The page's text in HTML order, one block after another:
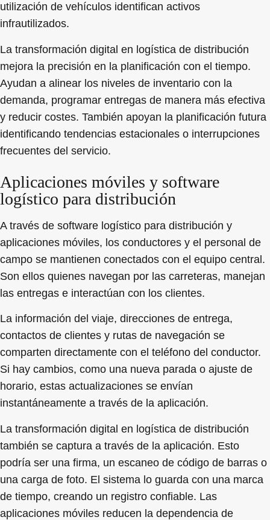
utilización de vehículos identifican activos
infrautilizados.
La transformación digital en logística de distribución
mejora la precisión en la planificación con el tiempo.
Ayudan a alinear los niveles de inventario con la
demanda, programar entregas de manera más efectiva
y reducir costes. También apoyan la planificación futura
identificando tendencias estacionales o interrupciones
frecuentes del servicio.
Aplicaciones móviles y software
logístico para distribución
A través de software logístico para distribución y
aplicaciones móviles, los conductores y el personal de
campo se mantienen conectados con el equipo central.
Son ellos quienes navegan por las carreteras, manejan
las entregas e interactúan con los clientes.
La información del viaje, direcciones de entrega,
contactos de clientes y rutas de navegación se
comparten directamente con el teléfono del conductor.
Si hay cambios, como una nueva parada o ajuste de
horario, estas actualizaciones se envían
instantáneamente a través de la aplicación.
La transformación digital en logística de distribución
también se captura a través de la aplicación. Esto
podría ser una firma, un escaneo de código de barras o
una carga de foto. El sistema lo guarda con una marca
de tiempo, creando un registro confiable. Las
aplicaciones móviles reducen la dependencia de